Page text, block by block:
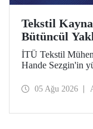
Tekstil
Bütüncül
Azaltım
TÜBİTAK
İTÜ Tekstil
Hande Sezgin'in
Koşullarına Bağlı
05 Ağu 2026